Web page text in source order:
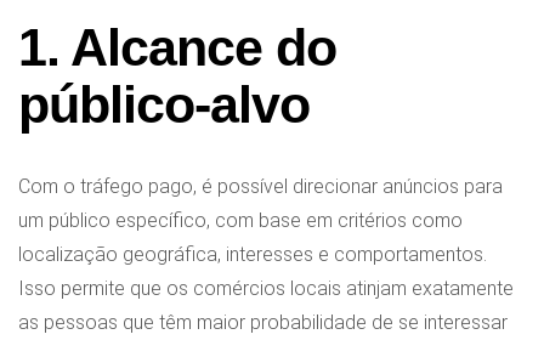
1. Alcance do
público-alvo
Com o tráfego pago, é possível direcionar anúncios para
um público específico, com base em critérios como
localização geográfica, interesses e comportamentos.
Isso permite que os comércios locais atinjam exatamente
as pessoas que têm maior probabilidade de se interessar